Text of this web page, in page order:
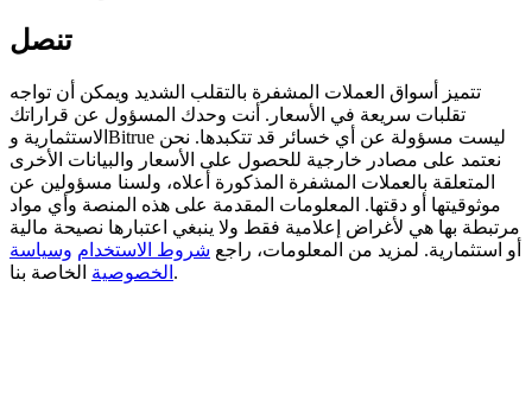
Precious Metals Trading Carnival
Trade Gold & Silver · 33,333 USDT Bonus
USDT New User Exclusive 10% APR
USDT Flexible Staking | Daily Rewards
تنصل
تتميز أسواق العملات المشفرة بالتقلب الشديد ويمكن أن تواجه
تقلبات سريعة في الأسعار. أنت وحدك المسؤول عن قراراتك
الاستثمارية وBitrue ليست مسؤولة عن أي خسائر قد تتكبدها. نحن
نعتمد على مصادر خارجية للحصول على الأسعار والبيانات الأخرى
المتعلقة بالعملات المشفرة المذكورة أعلاه، ولسنا مسؤولين عن
موثوقيتها أو دقتها. المعلومات المقدمة على هذه المنصة وأي مواد
مرتبطة بها هي لأغراض إعلامية فقط ولا ينبغي اعتبارها نصيحة مالية
أو استثمارية. لمزيد من المعلومات، راجع شروط الاستخدام وسياسة
الخصوصية الخاصة بنا.